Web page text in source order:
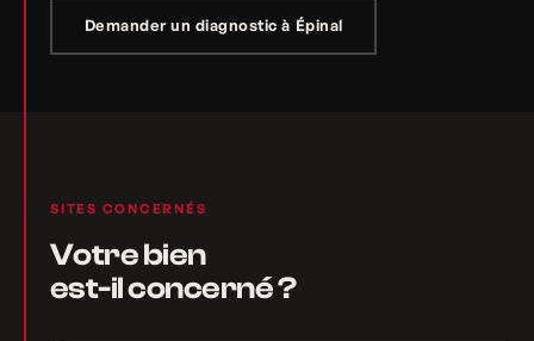
Demander un diagnostic à Épinal
SITES CONCERNÉS
Votre bien
est-il concerné ?